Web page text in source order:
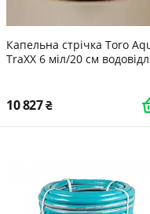
Капельна стрічка Toro
TraXX 6 міл/20 см
10 827